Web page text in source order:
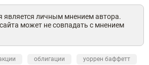
является личным мнением автора.
может не совпадать с мнением
облигации
уоррен баффетт